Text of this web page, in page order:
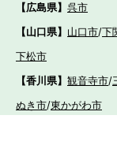
【広島県】 呉市
【山口県】 山口市/下
下松市
【香川県】 観音寺市/
ぬき市/東かがわ市